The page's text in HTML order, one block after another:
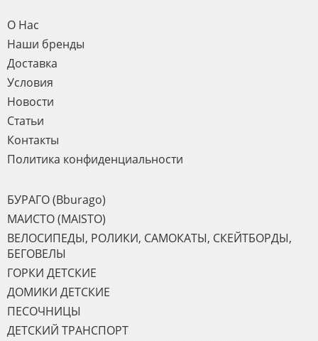
О Нас
Наши бренды
Доставка
Условия
Новости
Статьи
Контакты
Политика конфиденциальности
БУРАГО (Bburago)
МАИСТО (MAISTO)
ВЕЛОСИПЕДЫ, РОЛИКИ, САМОКАТЫ, СКЕЙТБОРДЫ,
БЕГОВЕЛЫ
ГОРКИ ДЕТСКИЕ
ДОМИКИ ДЕТСКИЕ
ПЕСОЧНИЦЫ
ДЕТСКИЙ ТРАНСПОРТ